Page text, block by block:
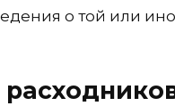
о той или